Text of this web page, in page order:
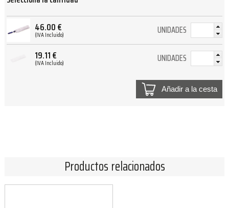
46.00€
(IVA Incluido) UNIDADES
19.11€
(IVA Incluido) UNIDADES
Añadir a la cesta
Productos relacionados